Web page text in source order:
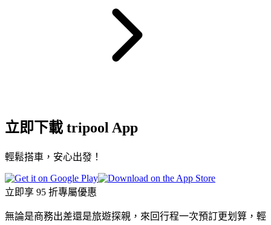
立即下載 tripool App
輕鬆搭車，安心出發！
立即享 95 折專屬優惠
無論是商務出差還是旅遊探親，來回行程一次預訂更划算，輕